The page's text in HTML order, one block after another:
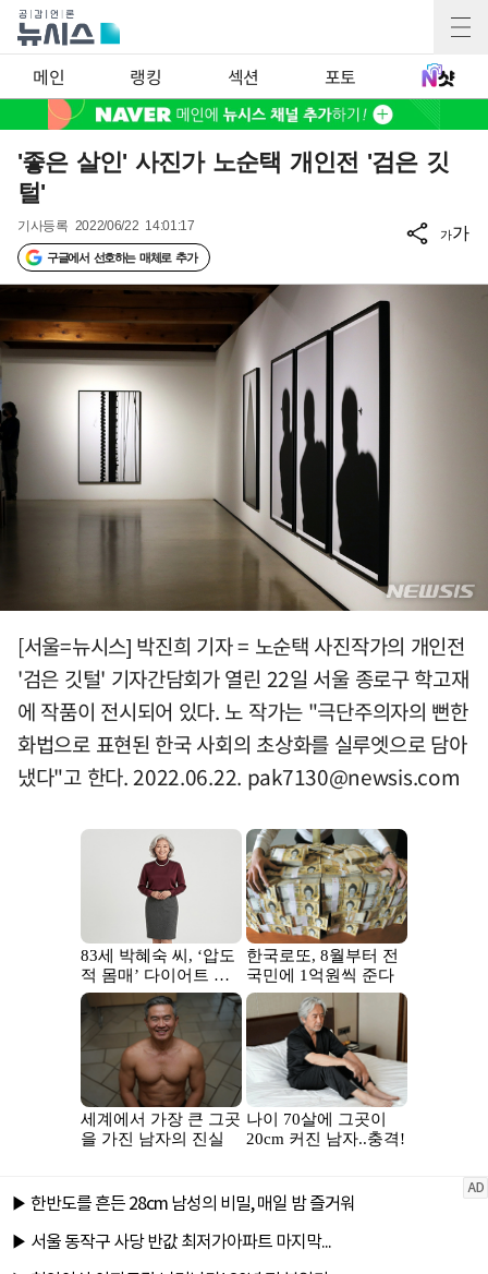
메인 랭킹 섹션 포토
'좋은 살인' 사진가 노순택 개인전 '검은 깃
털'
기사등록 2022/06/22 14:01:17
구글에서 선호하는 매체로 추가
가가
[서울=뉴시스] 박진희 기자 = 노순택 사진작가의 개인전
'검은 깃털' 기자간담회가 열린 22일 서울 종로구 학고재
에 작품이 전시되어 있다. 노 작가는 "극단주의자의 뻔한
화법으로 표현된 한국 사회의 초상화를 실루엣으로 담아
냈다"고 한다. 2022.06.22. pak7130@newsis.com